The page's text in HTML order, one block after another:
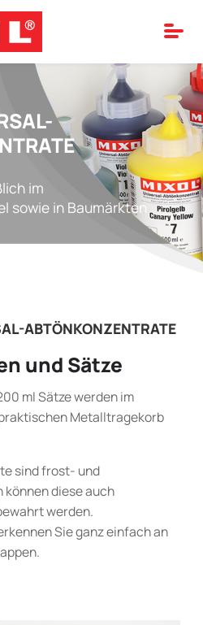
im
sowie in Baumärkten
ABTÖNKONZENTRATE
und Sätze
ml Sätze werden im
Metalltragekorb
sind frost- und
diese auch
werden.
Sie ganz einfach an